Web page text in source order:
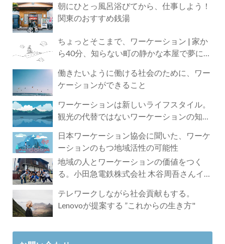
朝にひとっ風呂浴びてから、仕事しよう！
関東のおすすめ銭湯
ちょっとそこまで、ワーケーション | 家か
ら40分、知らない町の静かな本屋で夢に近
働きたいように働ける社会のために、ワー
ケーションができること
ワーケーションは新しいライフスタイル。
観光の代替ではないワーケーションの知ら
日本ワーケーション協会に聞いた、ワーケ
ーションのもつ地域活性の可能性
地域の人とワーケーションの価値をつく
る。小田急電鉄株式会社 木谷周吾さんイン
テレワークしながら社会貢献もする。
Lenovoが提案する ”これからの生き方"